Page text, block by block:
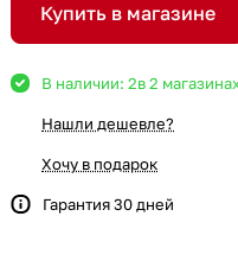
Купить в магазине
В наличии: 2в 2
Нашли дешевле?
Хочу в подарок
Гарантия 30 дней